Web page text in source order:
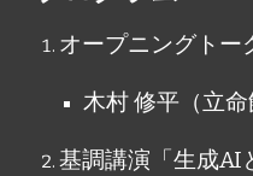
オープニングトー
木村 修平（立命
基調講演「生成AI